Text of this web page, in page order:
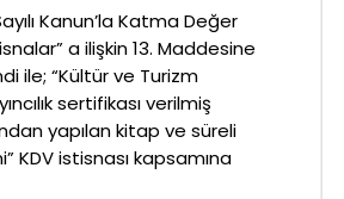
Kanun’la Katma Değer
a ilişkin 13. Maddesine
ile; “Kültür ve Turizm
sertifikası verilmiş
yapılan kitap ve süreli
KDV istisnası kapsamına